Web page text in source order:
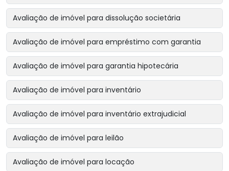
Avaliação de imóvel para dissolução societária
Avaliação de imóvel para empréstimo com garantia
Avaliação de imóvel para garantia hipotecária
Avaliação de imóvel para inventário
Avaliação de imóvel para inventário extrajudicial
Avaliação de imóvel para leilão
Avaliação de imóvel para locação